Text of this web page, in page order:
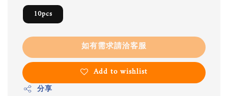
10pcs
如有需求請洽客服
Add to wishlist
分享